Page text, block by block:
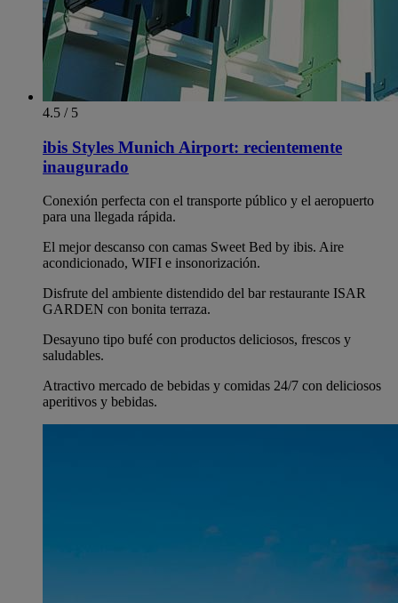
4.5 / 5
ibis Styles Munich Airport: recientemente
inaugurado
Conexión perfecta con el transporte público y el aeropuerto
para una llegada rápida.
El mejor descanso con camas Sweet Bed by ibis. Aire
acondicionado, WIFI e insonorización.
Disfrute del ambiente distendido del bar restaurante ISAR
GARDEN con bonita terraza.
Desayuno tipo bufé con productos deliciosos, frescos y
saludables.
Atractivo mercado de bebidas y comidas 24/7 con deliciosos
aperitivos y bebidas.